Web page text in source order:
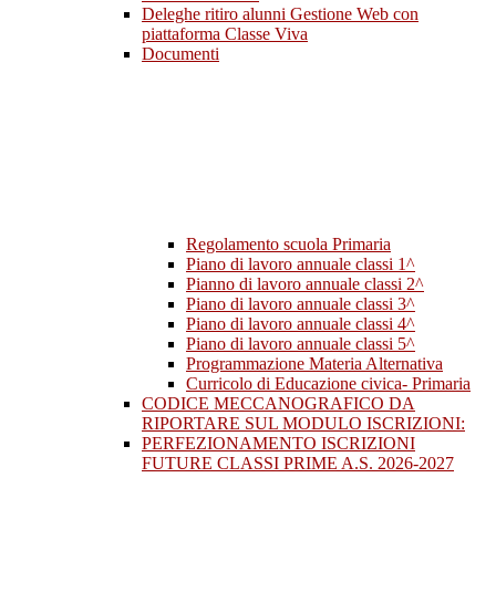
Deleghe ritiro alunni Gestione Web con
piattaforma Classe Viva
Documenti
Regolamento scuola Primaria
Piano di lavoro annuale classi 1^
Pianno di lavoro annuale classi 2^
Piano di lavoro annuale classi 3^
Piano di lavoro annuale classi 4^
Piano di lavoro annuale classi 5^
Programmazione Materia Alternativa
Curricolo di Educazione civica- Primaria
CODICE MECCANOGRAFICO DA
RIPORTARE SUL MODULO ISCRIZIONI:
PERFEZIONAMENTO ISCRIZIONI
FUTURE CLASSI PRIME A.S. 2026-2027